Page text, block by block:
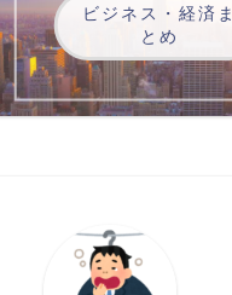
ビジネス・経済ま
とめ